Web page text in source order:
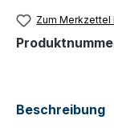
Zum Merkzettel
Beschreibung